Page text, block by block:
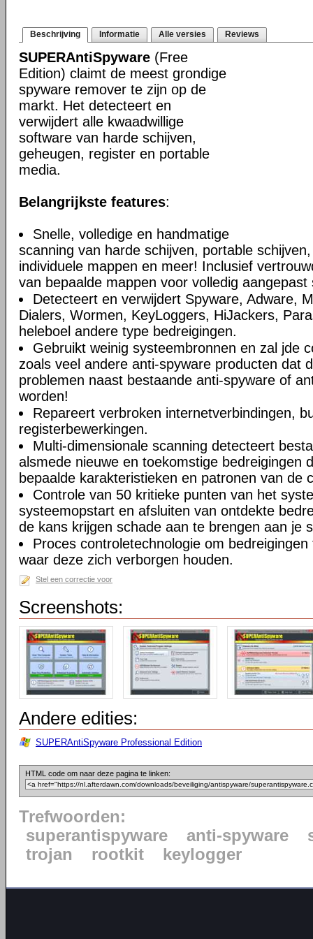
Beschrijving Informatie Alle versies Reviews
SUPERAntiSpyware (Free
Edition) claimt de meest grondige
spyware remover te zijn op de
markt. Het detecteert en
verwijdert alle kwaadwillige
software van harde schijven,
geheugen, register en portable
media.
Belangrijkste features:
Snelle, volledige en handmatige
scanning van harde schijven, portable
individuele mappen en meer! Inclusief
van bepaalde mappen voor volledig aangepast
Detecteert en verwijdert Spyware, Adware,
Dialers, Wormen, KeyLoggers, HiJackers,
heleboel andere type bedreigingen.
Gebruikt weinig systeembronnen en zal jde
zoals veel andere anti-spyware producten dat
problemen naast bestaande anti-spyware of
worden!
Repareert verbroken internetverbindingen,
registerbewerkingen.
Multi-dimensionale scanning detecteert
alsmede nieuwe en toekomstige bedreigingen
bepaalde karakteristieken en patronen van de
Controle van 50 kritieke punten van het
systeemopstart en afsluiten van ontdekte
de kans krijgen schade aan te brengen aan je
Proces controletechnologie om
waar deze zich verborgen houden.
Stel een correctie voor
Screenshots:
Andere edities:
SUPERAntiSpyware Professional Edition
HTML code om naar deze pagina te linken:
Trefwoorden:
superantispyware
anti-spyware
trojan
rootkit keylogger